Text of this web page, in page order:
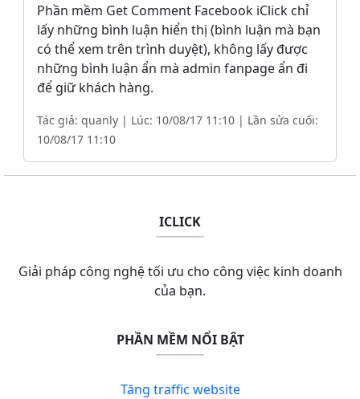
Phần mềm Get Comment Facebook iClick chỉ
lấy những bình luận hiển thị (bình luận mà bạn
có thể xem trên trình duyệt), không lấy được
những bình luận ẩn mà admin fanpage ẩn đi
để giữ khách hàng.
Tác giả: quanly | Lúc: 10/08/17 11:10 | Lần sửa cuối:
10/08/17 11:10
ICLICK
Giải pháp công nghệ tối ưu cho công việc kinh doanh
của bạn.
PHẦN MỀM NỔI BẬT
Tăng traffic website